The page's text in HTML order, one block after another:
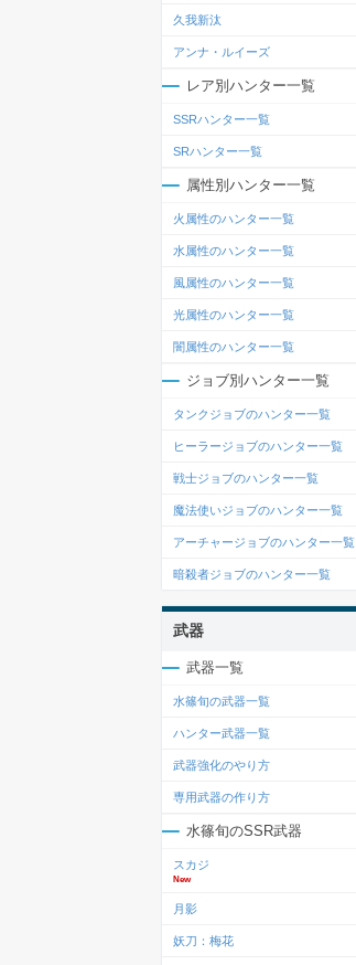
久我新汰
アンナ・ルイーズ
レア別ハンター一覧
SSRハンター一覧
SRハンター一覧
属性別ハンター一覧
火属性のハンター一覧
水属性のハンター一覧
風属性のハンター一覧
光属性のハンター一覧
闇属性のハンター一覧
ジョブ別ハンター一覧
タンクジョブのハンター一覧
ヒーラージョブのハンター一覧
戦士ジョブのハンター一覧
魔法使いジョブのハンター一覧
アーチャージョブのハンター一覧
暗殺者ジョブのハンター一覧
武器
武器一覧
水篠旬の武器一覧
ハンター武器一覧
武器強化のやり方
専用武器の作り方
水篠旬のSSR武器
スカジ
New
月影
妖刀：梅花